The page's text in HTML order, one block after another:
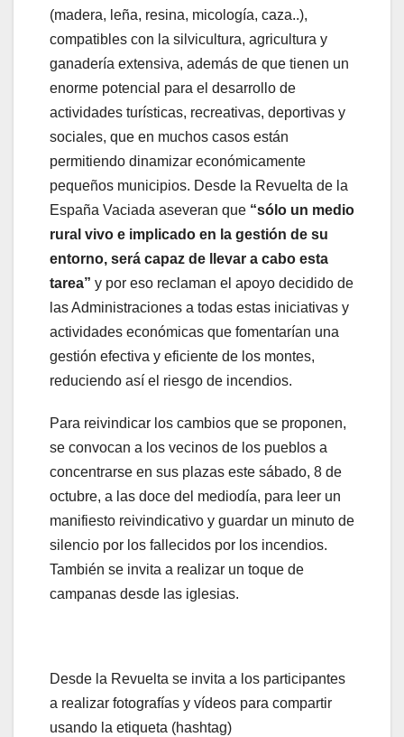
(madera, leña, resina, micología, caza..),
compatibles con la silvicultura, agricultura y
ganadería extensiva, además de que tienen un
enorme potencial para el desarrollo de
actividades turísticas, recreativas, deportivas y
sociales, que en muchos casos están
permitiendo dinamizar económicamente
pequeños municipios. Desde la Revuelta de la
España Vaciada aseveran que “sólo un medio
rural vivo e implicado en la gestión de su
entorno, será capaz de llevar a cabo esta
tarea” y por eso reclaman el apoyo decidido de
las Administraciones a todas estas iniciativas y
actividades económicas que fomentarían una
gestión efectiva y eficiente de los montes,
reduciendo así el riesgo de incendios.
Para reivindicar los cambios que se proponen,
se convocan a los vecinos de los pueblos a
concentrarse en sus plazas este sábado, 8 de
octubre, a las doce del mediodía, para leer un
manifiesto reivindicativo y guardar un minuto de
silencio por los fallecidos por los incendios.
También se invita a realizar un toque de
campanas desde las iglesias.
Desde la Revuelta se invita a los participantes
a realizar fotografías y vídeos para compartir
usando la etiqueta (hashtag)